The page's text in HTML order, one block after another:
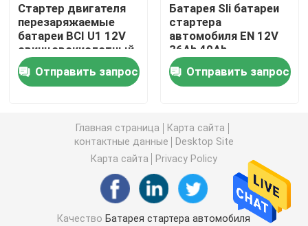
Свинцовокислотная батарея отдыха
Свинцовокислотная батарея тракции
Двухцелевая батарея
Свинцовокислотная морская батарея
Жилая система накопления энергии
Стартер двигателя
перезаряжаемые
батареи BCI U1 12V
свинцовокислотный
автомобильный MF
Отправить запрос
Батарея Sli батареи
стартера
автомобиля EN 12V
36Ah 40Ah
свинцовокислотная
Отправить запрос
Главная страница
Карта сайта
контактные данные
Desktop Site
Карта сайта
Privacy Policy
Качество Батарея стартера автомобиля